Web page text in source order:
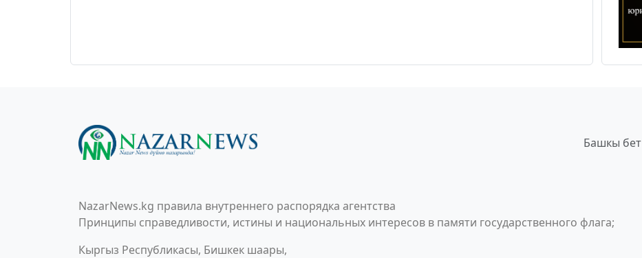
Башкы бет
NazarNews.kg правила внутреннего распорядка агентства
Принципы справедливости, истины и национальных интересов в памяти государственного флага;
Кыргыз Республикасы, Бишкек шаары,